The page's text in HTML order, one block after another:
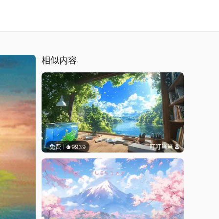
相似内容
免费 9939 叮叮当当